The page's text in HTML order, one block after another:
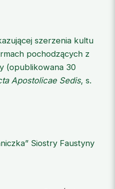
szerzenia kultu
pochodzących z
(opublikowana 30
Apostolicae Sedis, s.
Siostry Faustyny